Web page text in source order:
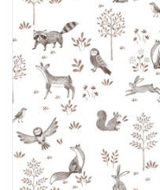
Diy pakketten
Studio Olive inspireert....